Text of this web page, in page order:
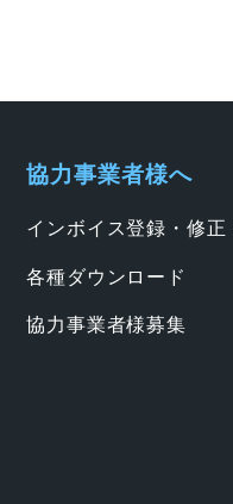
協力事業者様へ
インボイス登録・修正
各種ダウンロード
協力事業者様募集